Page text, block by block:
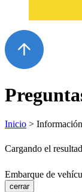
Inicio >
Cargando el
Embarque de
cerrar